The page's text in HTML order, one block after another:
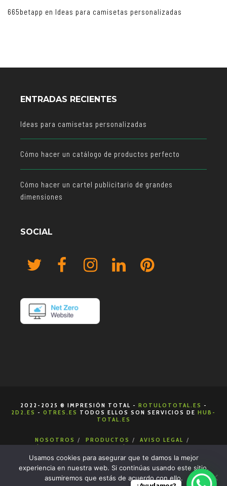
665betapp en Ideas para camisetas personalizadas
ENTRADAS RECIENTES
Ideas para camisetas personalizadas
Cómo hacer un catálogo de productos perfecto
Cómo hacer un cartel publicitario de grandes
dimensiones
SOCIAL
2022-2025 ® IMPRESIÓN TOTAL - ROTULOTOTAL.ES -
2D2.ES - 0TRES.ES TODOS ELLOS SON SERVICIOS DE HUB-
TOTAL.ES
NOSOTROS PRODUCTOS
AVISO LEGAL
POLÍTICA DE COOKIES
POLÍTICA DE PRIVACIDAD
CONDICIONES DE VENTA
CONTACTA
Usamos cookies para asegurar que te damos la mejor
experiencia en nuestra web. Si continúas usando este sitio,
asumiremos que estás de acuerdo con ello.